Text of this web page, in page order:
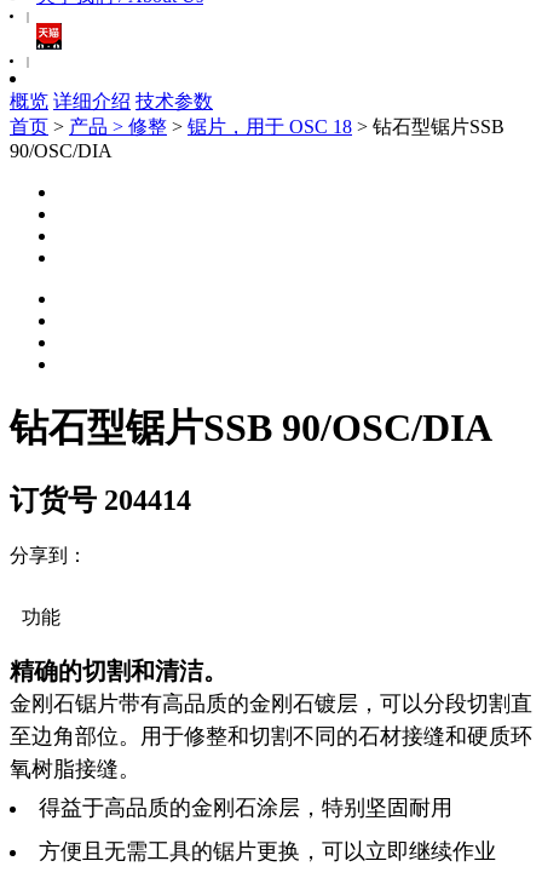
|
|
概览 详细介绍 技术参数
首页 > 产品 > 修整 > 锯片，用于 OSC 18 > 钻石型锯片SSB
90/OSC/DIA
钻石型锯片SSB 90/OSC/DIA
订货号 204414
分享到：
功能
精确的切割和清洁。
金刚石锯片带有高品质的金刚石镀层，可以分段切割直
至边角部位。用于修整和切割不同的石材接缝和硬质环
氧树脂接缝。
得益于高品质的金刚石涂层，特别坚固耐用
方便且无需工具的锯片更换，可以立即继续作业